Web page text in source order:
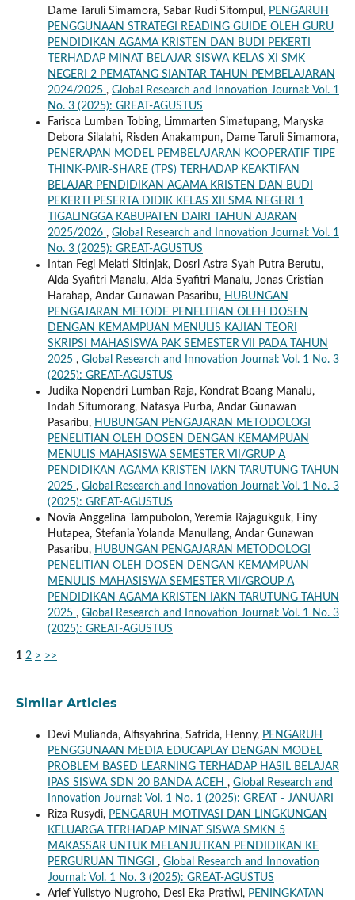
Dame Taruli Simamora, Sabar Rudi Sitompul, PENGARUH
PENGGUNAAN STRATEGI READING GUIDE OLEH GURU
PENDIDIKAN AGAMA KRISTEN DAN BUDI PEKERTI
TERHADAP MINAT BELAJAR SISWA KELAS XI SMK
NEGERI 2 PEMATANG SIANTAR TAHUN PEMBELAJARAN
2024/2025 , Global Research and Innovation Journal: Vol. 1
No. 3 (2025): GREAT-AGUSTUS
Farisca Lumban Tobing, Limmarten Simatupang, Maryska
Debora Silalahi, Risden Anakampun, Dame Taruli Simamora,
PENERAPAN MODEL PEMBELAJARAN KOOPERATIF TIPE
THINK-PAIR-SHARE (TPS) TERHADAP KEAKTIFAN
BELAJAR PENDIDIKAN AGAMA KRISTEN DAN BUDI
PEKERTI PESERTA DIDIK KELAS XII SMA NEGERI 1
TIGALINGGA KABUPATEN DAIRI TAHUN AJARAN
2025/2026 , Global Research and Innovation Journal: Vol. 1
No. 3 (2025): GREAT-AGUSTUS
Intan Fegi Melati Sitinjak, Dosri Astra Syah Putra Berutu,
Alda Syafitri Manalu, Alda Syafitri Manalu, Jonas Cristian
Harahap, Andar Gunawan Pasaribu, HUBUNGAN
PENGAJARAN METODE PENELITIAN OLEH DOSEN
DENGAN KEMAMPUAN MENULIS KAJIAN TEORI
SKRIPSI MAHASISWA PAK SEMESTER VII PADA TAHUN
2025 , Global Research and Innovation Journal: Vol. 1 No. 3
(2025): GREAT-AGUSTUS
Judika Nopendri Lumban Raja, Kondrat Boang Manalu,
Indah Situmorang, Natasya Purba, Andar Gunawan
Pasaribu, HUBUNGAN PENGAJARAN METODOLOGI
PENELITIAN OLEH DOSEN DENGAN KEMAMPUAN
MENULIS MAHASISWA SEMESTER VII/GRUP A
PENDIDIKAN AGAMA KRISTEN IAKN TARUTUNG TAHUN
2025 , Global Research and Innovation Journal: Vol. 1 No. 3
(2025): GREAT-AGUSTUS
Novia Anggelina Tampubolon, Yeremia Rajagukguk, Finy
Hutapea, Stefania Yolanda Manullang, Andar Gunawan
Pasaribu, HUBUNGAN PENGAJARAN METODOLOGI
PENELITIAN OLEH DOSEN DENGAN KEMAMPUAN
MENULIS MAHASISWA SEMESTER VII/GROUP A
PENDIDIKAN AGAMA KRISTEN IAKN TARUTUNG TAHUN
2025 , Global Research and Innovation Journal: Vol. 1 No. 3
(2025): GREAT-AGUSTUS
1 2 > >>
Similar Articles
Devi Mulianda, Alfisyahrina, Safrida, Henny, PENGARUH
PENGGUNAAN MEDIA EDUCAPLAY DENGAN MODEL
PROBLEM BASED LEARNING TERHADAP HASIL BELAJAR
IPAS SISWA SDN 20 BANDA ACEH , Global Research and
Innovation Journal: Vol. 1 No. 1 (2025): GREAT - JANUARI
Riza Rusydi, PENGARUH MOTIVASI DAN LINGKUNGAN
KELUARGA TERHADAP MINAT SISWA SMKN 5
MAKASSAR UNTUK MELANJUTKAN PENDIDIKAN KE
PERGURUAN TINGGI , Global Research and Innovation
Journal: Vol. 1 No. 3 (2025): GREAT-AGUSTUS
Arief Yulistyo Nugroho, Desi Eka Pratiwi, PENINGKATAN